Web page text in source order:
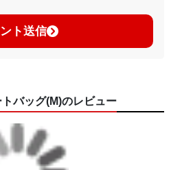
ト送信
バッグ(M)のレビュー